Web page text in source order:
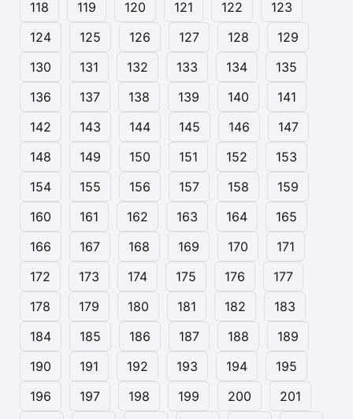
118
119 120 121 122
123
124
125 126 127 128
129
130
131 132 133 134
135
136
137 138 139 140
141
142
143 144 145 146
147
148
149 150 151 152
153
154
155 156 157 158
159
160
161 162 163 164
165
166
167 168 169 170
171
172
173 174 175 176
177
178
179 180 181 182
183
184
185 186 187 188
189
190
191 192 193 194
195
196
197 198 199 200
201